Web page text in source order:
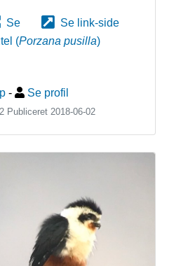
Se
Se link-side
(Porzana pusilla)
- Se profil
Publiceret 2018-06-02